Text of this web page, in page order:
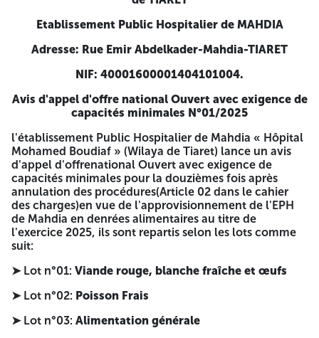
des délais de Livraison; • Ordre de versement des frais de
ce qui suit: La Déclaration à souscrire remplie, cachetée,
charges signé et paraphé par le soumissionnaire sur toutes
les pages portant à la dernière page, la Mention
manuscrite «lu et accepté ». Mémoire technique justificatif
pour chaque lot 3-L'Offre financière: doit comprendre ce
qui suit: La lettre de soumission remplie, cachetée, signée
et datée par le soumissionnaire. Le bordereau des prix
unitaires remplie, cachetée, signée et datée par le
soumissionnaire. Le détail quantitatif et estimatif remplie,
cachetée, signée et datée par le soumissionnaire. Le
dossier de candidature, l'offre technique et l'offre
financière sont insérés dans des enveloppes séparées et
cachetées, indiquant la dénomination de l'entreprise, la
référence et l'objet de l'appel d'offres ainsi que la mention
« dossier de candidature» ou « offre technique » ou « offre
financière », selon le cas. Ces enveloppes sont mises dans
une autre enveloppe extérieure cachetée et anonvme
portant ce qui suit: A N'OUVRIR QUE PAR LA COMMISSION
APPEL D'OFFRE NATIONAL OUVERTAVEC EXIGENCE DE
Etablissement Public Hospitalier de MAHDIA
Adresse: Rue Emir Abdelkader-Mahdia-TIARET
NIF: 40001600001404101004.
Avis d'appel d'offre national Ouvert avec exigence de
capacités minimales N°01/2025
l'établissement Public Hospitalier de Mahdia « Hôpital
Mohamed Boudiaf » (Wilaya de Tiaret) lance un avis
d'appel d'offrenational Ouvert avec exigence de
capacités minimales pour la douzièmes fois après
annulation des procédures(Article 02 dans le cahier
des charges)en vue de l'approvisionnement de l'EPH
de Mahdia en denrées alimentaires au titre de
l'exercice 2025, ils sont repartis selon les lots comme
suit:
➤ Lot n°01: Viande rouge, blanche fraîche et œufs
➤ Lot n°02: Poisson Frais
➤ Lot n°03: Alimentation générale